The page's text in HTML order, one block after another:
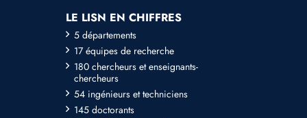
LE LISN EN CHIFFRES
5 départements
17 équipes de recherche
180 chercheurs et enseignants-
chercheurs
54 ingénieurs et techniciens
145 doctorants